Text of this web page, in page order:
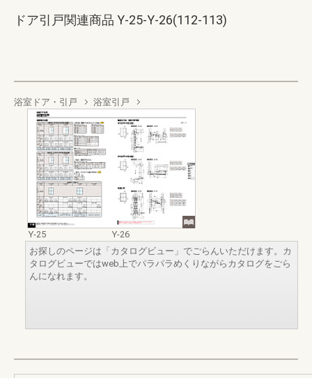
ドア引戸関連商品 Y-25-Y-26(112-113)
浴室ドア・引戸 浴室引戸
Y-25
Y-26
お探しのページは「カタログビュー」でごらんいただけます。カ
タログビューではweb上でパラパラめくりながらカタログをごら
んになれます。